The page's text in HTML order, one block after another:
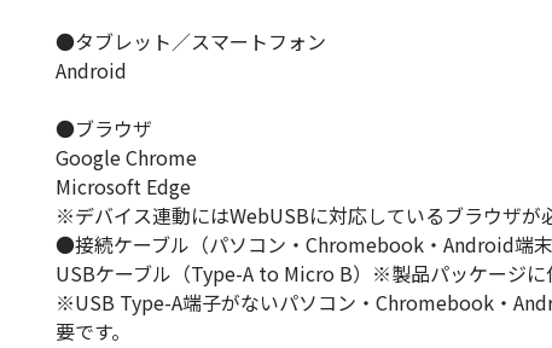
●タブレット／スマートフォン
Android
●ブラウザ
Google Chrome
Microsoft Edge
※デバイス連動にはWebUSBに対応しているブラウザが
●接続ケーブル（パソコン・Chromebook・Android端末
USBケーブル（Type-A to Micro B）※製品パッケージに
※USB Type-A端子がないパソコン・Chromebook・
要です。